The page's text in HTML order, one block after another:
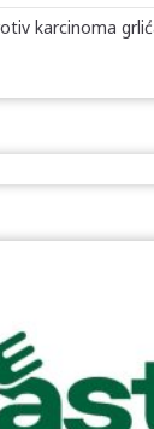
karcinoma